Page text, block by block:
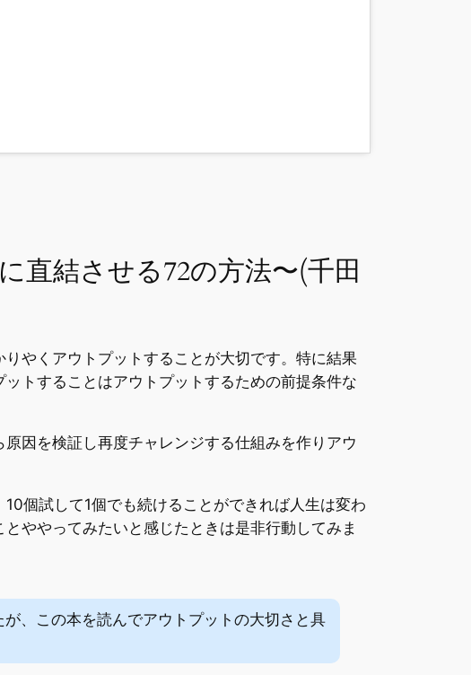
結させる72の方法〜(千田
やくアウトプットすることが大切です。特に結果
トすることはアウトプットするための前提条件な
因を検証し再度チャレンジする仕組みを作りアウ
個試して1個でも続けることができれば人生は変わ
ややってみたいと感じたときは是非行動してみま
、この本を読んでアウトプットの大切さと具